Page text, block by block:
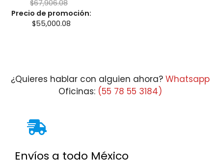
$67,906.08
Precio de promoción:
$55,000.08
¿Quieres hablar con alguien ahora? Whatsapp
Oficinas: (55 78 55 3184)
Envíos a todo México